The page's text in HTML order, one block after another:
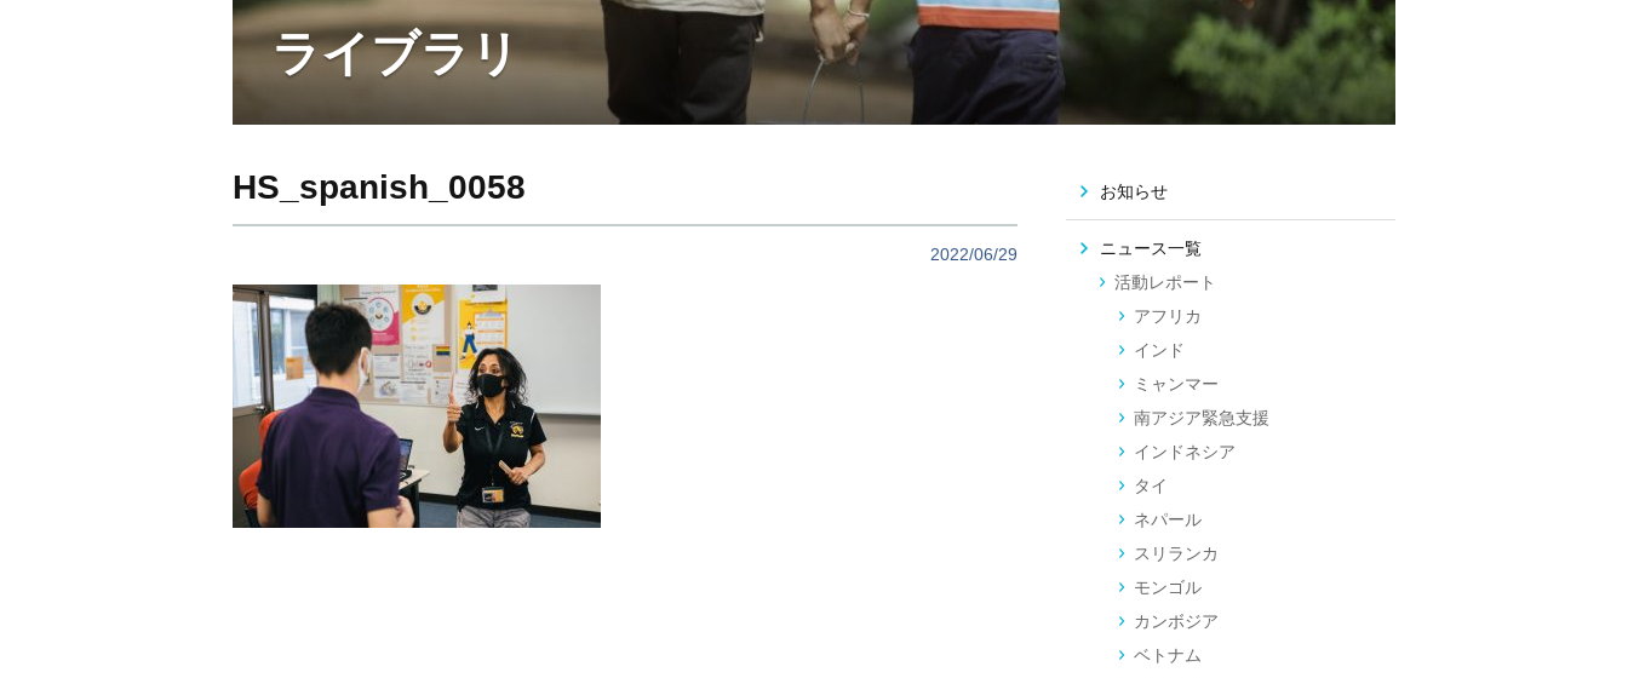
ライブラリ
HS_spanish_0058
2022/06/29
お知らせ
ニュース一覧
活動レポート
アフリカ
インド
ミャンマー
南アジア緊急支援
インドネシア
タイ
ネパール
スリランカ
モンゴル
カンボジア
ベトナム